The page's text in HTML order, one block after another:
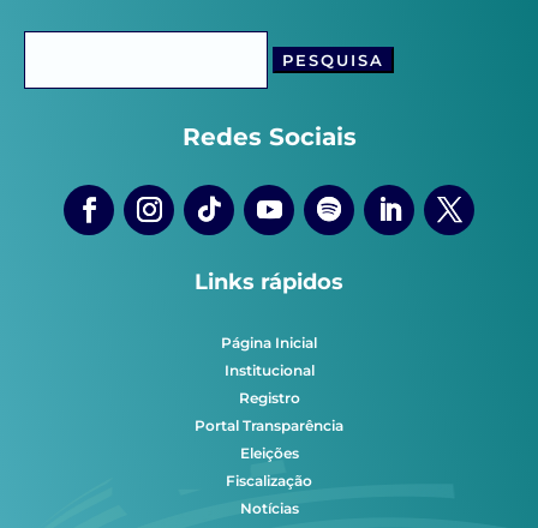
Redes Sociais
Links rápidos
Página Inicial
Institucional
Registro
Portal Transparência
Eleições
Fiscalização
Notícias